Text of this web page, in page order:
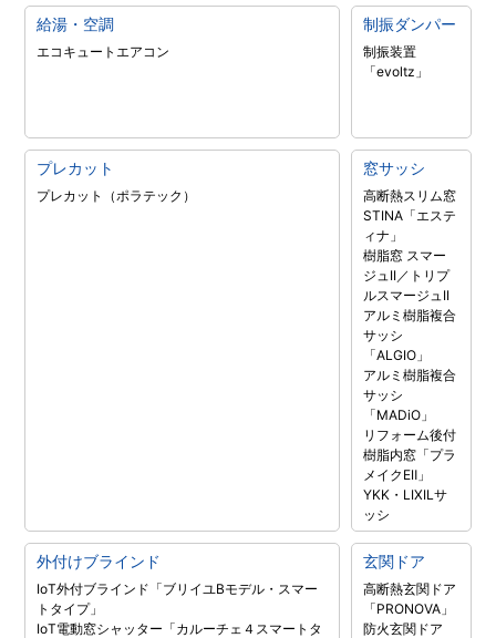
給湯・空調
エコキュート エアコン
制振ダンパー
制振装置
「evoltz」
プレカット
プレカット（ポラテック）
窓サッシ
高断熱スリム窓
STINA「エステ
ィナ」
樹脂窓 スマー
ジュII／トリプ
ルスマージュII
アルミ樹脂複合
サッシ
「ALGIO」
アルミ樹脂複合
サッシ
「MADiO」
リフォーム後付
樹脂内窓「プラ
メイクEⅡ」
YKK・LIXILサ
ッシ
外付けブラインド
IoT外付ブラインド「ブリイユBモデル・スマー
トタイプ」
IoT電動窓シャッター「カルーチェ４スマートタ
玄関ドア
高断熱玄関ドア
「PRONOVA」
防火玄関ドア